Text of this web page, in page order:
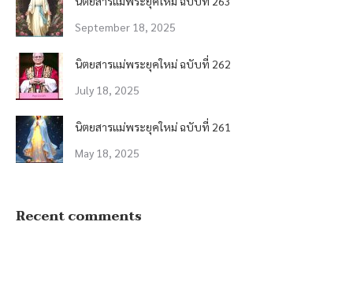
September 18, 2025
นิตยสารแม่พระยุคใหม่ ฉบับที่ 262
July 18, 2025
นิตยสารแม่พระยุคใหม่ ฉบับที่ 261
May 18, 2025
Recent comments